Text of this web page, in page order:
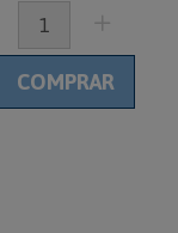
COMPRAR